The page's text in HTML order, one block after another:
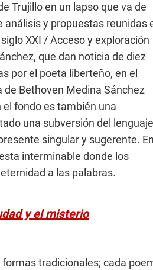
Trujillo en un lapso que va de
análisis y propuestas reunidas
XXI / Acceso y exploración
que dan noticia de diez
por el poeta liberteño, en el
de Bethoven Medina Sánchez
fondo es también una
una subversión del lenguaje
singular y sugerente. En
interminable donde los
a las palabras.
y el misterio
tradicionales; cada